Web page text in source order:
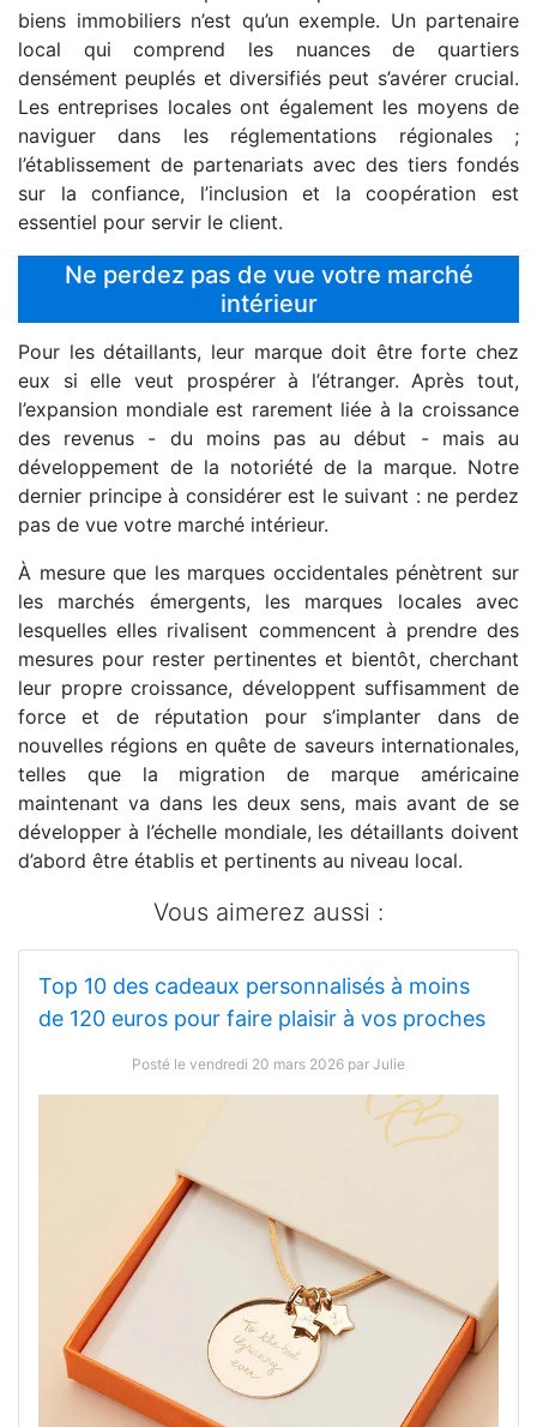
biens immobiliers n’est qu’un exemple. Un partenaire
local qui comprend les nuances de quartiers
densément peuplés et diversifiés peut s’avérer crucial.
Les entreprises locales ont également les moyens de
naviguer dans les réglementations régionales ;
l’établissement de partenariats avec des tiers fondés
sur la confiance, l’inclusion et la coopération est
essentiel pour servir le client.
Ne perdez pas de vue votre marché
intérieur
Pour les détaillants, leur marque doit être forte chez
eux si elle veut prospérer à l’étranger. Après tout,
l’expansion mondiale est rarement liée à la croissance
des revenus - du moins pas au début - mais au
développement de la notoriété de la marque. Notre
dernier principe à considérer est le suivant : ne perdez
pas de vue votre marché intérieur.
À mesure que les marques occidentales pénètrent sur
les marchés émergents, les marques locales avec
lesquelles elles rivalisent commencent à prendre des
mesures pour rester pertinentes et bientôt, cherchant
leur propre croissance, développent suffisamment de
force et de réputation pour s’implanter dans de
nouvelles régions en quête de saveurs internationales,
telles que la migration de marque américaine
maintenant va dans les deux sens, mais avant de se
développer à l’échelle mondiale, les détaillants doivent
d’abord être établis et pertinents au niveau local.
Vous aimerez aussi :
Top 10 des cadeaux personnalisés à moins
de 120 euros pour faire plaisir à vos proches
Posté le vendredi 20 mars 2026 par Julie